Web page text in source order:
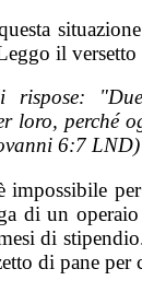
il versetto
loro, perché
6:7 LND)
impossibile
di un
di
di pane per